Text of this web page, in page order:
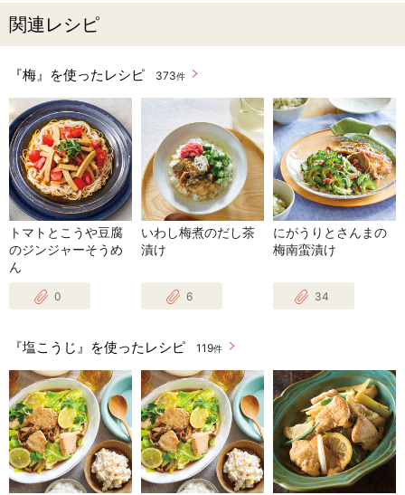
関連レシピ
『梅』を使ったレシピ 373件
トマトとこうや豆腐
のジンジャーそうめ
ん
0
いわし梅煮のだし茶
漬け
6
にがうりとさんまの
梅南蛮漬け
34
『塩こうじ』を使ったレシピ 119件